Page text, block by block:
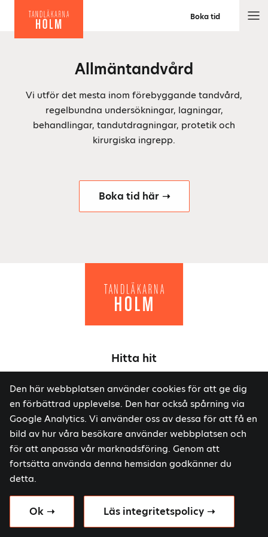
Boka tid
Allmäntandvård
Vi utför det mesta inom förebyggande tandvård,
regelbundna undersökningar, lagningar,
behandlingar, tandutdragningar, protetik och
kirurgiska ingrepp.
Boka tid här
Hitta hit
Södra Långgatan 8, 392 32 Kalmar
Kontakta oss
Skicka ett meddelande
0480-240 15
Den här webbplatsen använder cookies för att ge dig
en förbättrad upplevelse. Den har också spårning via
Google Analytics. Vi använder oss av dessa för att få en
bild av hur våra besökare använder webbplatsen och
för att anpassa vår marknadsföring. Genom att
fortsätta använda denna hemsidan godkänner du
detta.
Ok Läs integritetspolicy